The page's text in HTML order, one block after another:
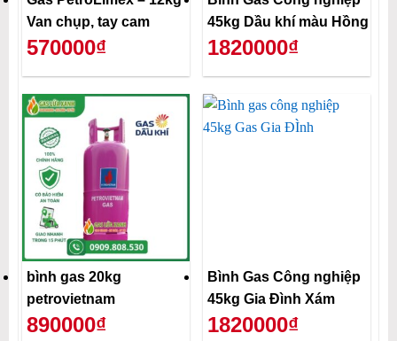
Van chụp, tay cam
570000₫
45kg Dầu khí màu Hồng
1820000₫
bình gas 20kg
petrovietnam
890000₫
Bình Gas Công nghiệp
45kg Gia Đình Xám
1820000₫